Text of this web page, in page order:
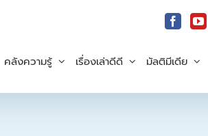
คลังความรู้ เรื่องเล่าดีดี มัลติมีเดีย